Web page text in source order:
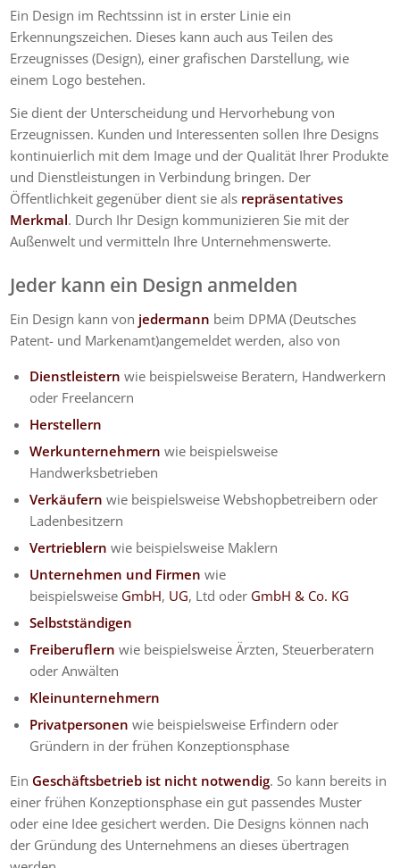
Ein Design im Rechtssinn ist in erster Linie ein
Erkennungszeichen. Dieses kann auch aus Teilen des
Erzeugnisses (Design), einer grafischen Darstellung, wie
einem Logo bestehen.
Sie dient der Unterscheidung und Hervorhebung von
Erzeugnissen. Kunden und Interessenten sollen Ihre Designs
kontinuierlich mit dem Image und der Qualität Ihrer Produkte
und Dienstleistungen in Verbindung bringen. Der
Öffentlichkeit gegenüber dient sie als repräsentatives
Merkmal. Durch Ihr Design kommunizieren Sie mit der
Außenwelt und vermitteln Ihre Unternehmenswerte.
Jeder kann ein Design anmelden
Ein Design kann von jedermann beim DPMA (Deutsches
Patent- und Markenamt)angemeldet werden, also von
Dienstleistern wie beispielsweise Beratern, Handwerkern
oder Freelancern
Herstellern
Werkunternehmern wie beispielsweise
Handwerksbetrieben
Verkäufern wie beispielsweise Webshopbetreibern oder
Ladenbesitzern
Vertrieblernwie beispielsweise Maklern
Unternehmen und Firmen wie
beispielsweise GmbH, UG, Ltd oder GmbH & Co. KG
Selbstständigen
Freiberuflern wie beispielsweise Ärzten, Steuerberatern
oder Anwälten
Kleinunternehmern
Privatpersonenwie beispielsweise Erfindern oder
Gründern in der frühen Konzeptionsphase
Ein Geschäftsbetrieb ist nicht notwendig. So kann bereits in
einer frühen Konzeptionsphase ein gut passendes Muster
oder eine Idee gesichert werden. Die Designs können nach
der Gründung des Unternehmens an dieses übertragen